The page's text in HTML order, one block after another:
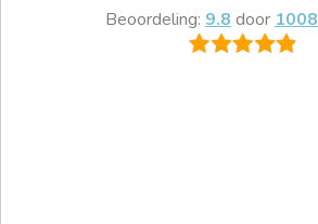
Beoordeling: 9.8 door 1008